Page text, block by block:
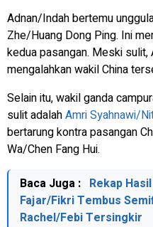
Adnan/Indah bertemu
Zhe/Huang Dong Ping. Ini
kedua pasangan. Meski
mengalahkan wakil China
Selain itu, wakil ganda
sulit adalahAmri Syahnawi/
bertarung kontra pasangan
Wa/Chen Fang Hui.
Baca Juga : Rekap
Fajar/Fikri Tembus
Rachel/Febi Tersingkir